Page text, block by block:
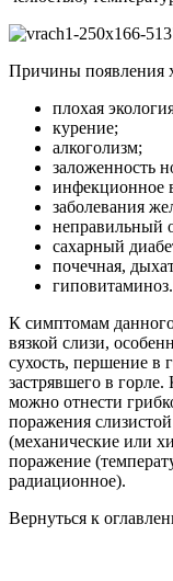
Причины появления
плохая
курение;
алкоголизм;
заложенность
инфекционное
заболевания
неправильный
сахарный
почечная,
гиповитаминоз.
К симптомам данного
вязкой слизи,
сухость, першение в
застрявшего в
можно отнести
поражения
(механические или
поражение
радиационное).
Вернуться к